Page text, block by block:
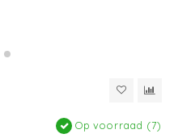
Op voorraad (7)